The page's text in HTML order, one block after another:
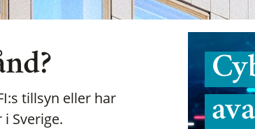
tillsyn eller har
Sverige.